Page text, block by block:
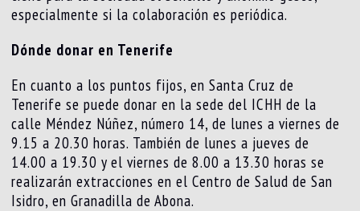
especialmente si la colaboración es periódica.
Dónde donar en Tenerife
En cuanto a los puntos fijos, en Santa Cruz de
Tenerife se puede donar en la sede del ICHH de la
calle Méndez Núñez, número 14, de lunes a viernes de
9.15 a 20.30 horas. También de lunes a jueves de
14.00 a 19.30 y el viernes de 8.00 a 13.30 horas se
realizarán extracciones en el Centro de Salud de San
Isidro, en Granadilla de Abona.